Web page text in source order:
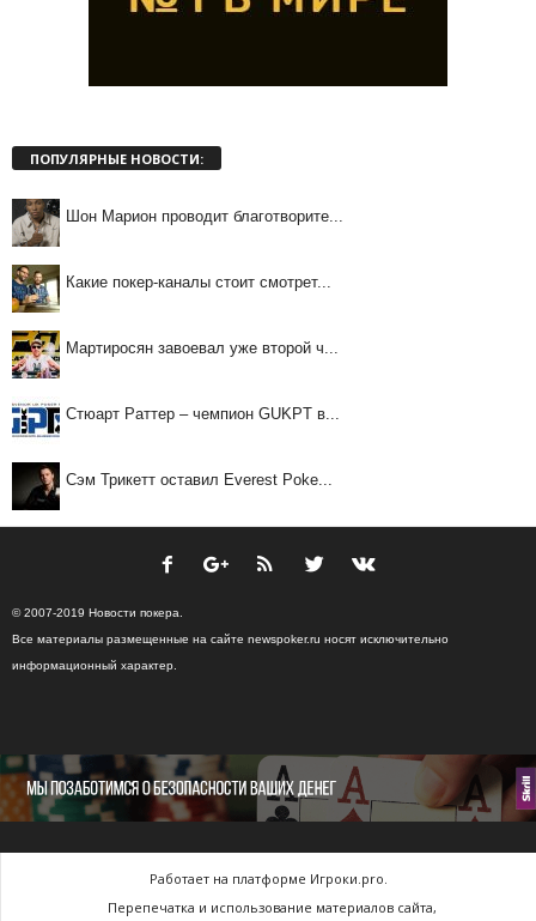
ПОПУЛЯРНЫЕ НОВОСТИ:
Шон Марион проводит благотворите...
Какие покер-каналы стоит смотрет...
Мартиросян завоевал уже второй ч...
Стюарт Раттер – чемпион GUKPT в...
Сэм Трикетт оставил Everest Poke...
© 2007-2019 Новости покера.
Все материалы размещенные на сайте newspoker.ru носят исключительно
информационный характер.
Работает на платформе Игроки.pro.
Перепечатка и использование материалов сайта,